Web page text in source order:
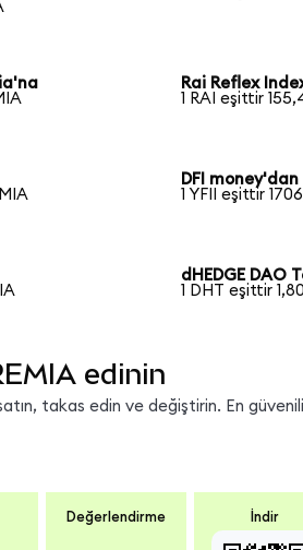
Rai Reflex
1 RAI eşittir
DFI
1 YFII eşittir
dHEDGE DAO
1 DHT eşittir
edinin
takas edin ve değiştirin. En
Değerlendirme İndir